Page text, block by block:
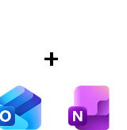
+